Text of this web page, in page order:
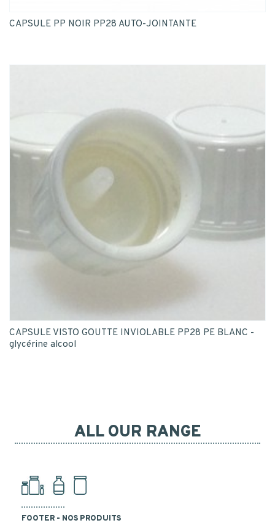
CAPSULE PP NOIR PP28 AUTO-JOINTANTE
CAPSULE VISTO GOUTTE INVIOLABLE PP28 PE BLANC -
glycérine alcool
ALL OUR RANGE
FOOTER - NOS PRODUITS